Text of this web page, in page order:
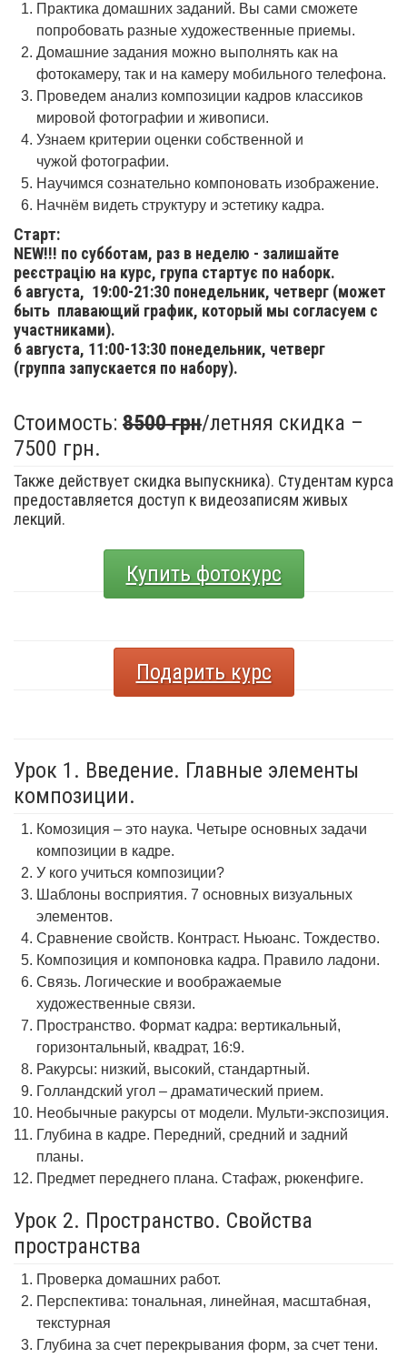
Практика домашних заданий. Вы сами сможете
попробовать разные художественные приемы.
Домашние задания можно выполнять как на
фотокамеру, так и на камеру мобильного телефона.
Проведем анализ композиции кадров классиков
мировой фотографии и живописи.
Узнаем критерии оценки собственной и
чужой фотографии.
Научимся сознательно компоновать изображение.
Начнём видеть структуру и эстетику кадра.
Старт:
NEW!!! по субботам, раз в неделю - залишайте
реєстрацію на курс, група стартує по наборк.
6 августа, 19:00-21:30 понедельник, четверг (может
быть плавающий график, который мы согласуем с
участниками).
6 августа, 11:00-13:30 понедельник, четверг
(группа запускается по набору).
Стоимость: 8500 грн/летняя скидка –
7500 грн.
Также действует скидка выпускника). Студентам курса
предоставляется доступ к видеозаписям живых
лекций.
Купить фотокурс
Подарить курс
Урок 1. Введение. Главные элементы
композиции.
Комозиция – это наука. Четыре основных задачи
композиции в кадре.
У кого учиться композиции?
Шаблоны восприятия. 7 основных визуальных
элементов.
Сравнение свойств. Контраст. Ньюанс. Тождество.
Композиция и компоновка кадра. Правило ладони.
Связь. Логические и воображаемые
художественные связи.
Пространство. Формат кадра: вертикальный,
горизонтальный, квадрат, 16:9.
Ракурсы: низкий, высокий, стандартный.
Голландский угол – драматический прием.
Необычные ракурсы от модели. Мульти-экспозиция.
Глубина в кадре. Передний, средний и задний
планы.
Предмет переднего плана. Стафаж, рюкенфиге.
Урок 2. Пространство. Свойства
пространства
Проверка домашних работ.
Перспектива: тональная, линейная, масштабная,
текстурная
Глубина за счет перекрывания форм, за счет тени.